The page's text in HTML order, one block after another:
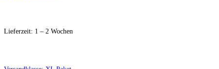
Lieferzeit: 1 – 2 Wochen